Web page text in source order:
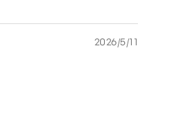
2026/5/11